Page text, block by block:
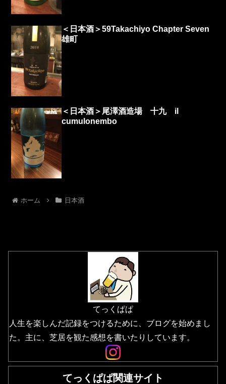
＜日本酒＞59Takachiyo Chapter Seven
雄町
＜日本酒＞尾澤酒造場 十九 il
cumulonembo
ホーム 日本酒
てっくぱぱ
人生を楽しんだ記録をつけるために、ブログを始めまし
た。主に、芝居を観た感想を書いたりしています。
てっくぱぱ関連サイト